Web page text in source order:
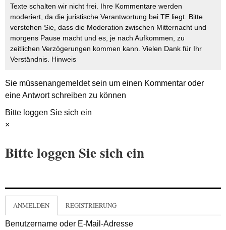
Texte schalten wir nicht frei. Ihre Kommentare werden
moderiert, da die juristische Verantwortung bei TE liegt. Bitte
verstehen Sie, dass die Moderation zwischen Mitternacht und
morgens Pause macht und es, je nach Aufkommen, zu
zeitlichen Verzögerungen kommen kann. Vielen Dank für Ihr
Verständnis. Hinweis
Sie müssenangemeldetsein um einen Kommentar oder
eine Antwort schreiben zu können
Bitte loggen Sie sich ein
×
Bitte loggen Sie sich ein
ANMELDEN REGISTRIERUNG
Benutzername oder E-Mail-Adresse